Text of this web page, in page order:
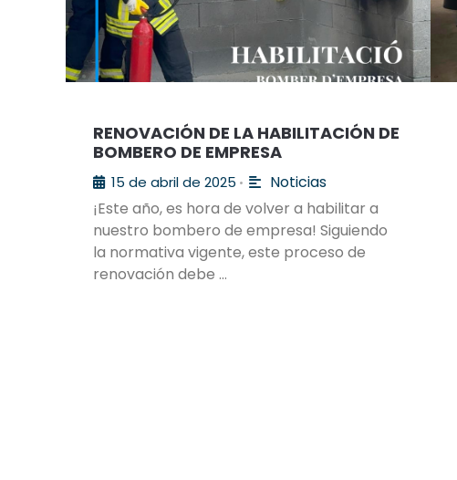
RENOVACIÓN DE LA HABILITACIÓN DE
BOMBERO DE EMPRESA
15 de abril de 2025 •
Noticias
¡Este año, es hora de volver a habilitar a
nuestro bombero de empresa! Siguiendo
la normativa vigente, este proceso de
renovación debe …